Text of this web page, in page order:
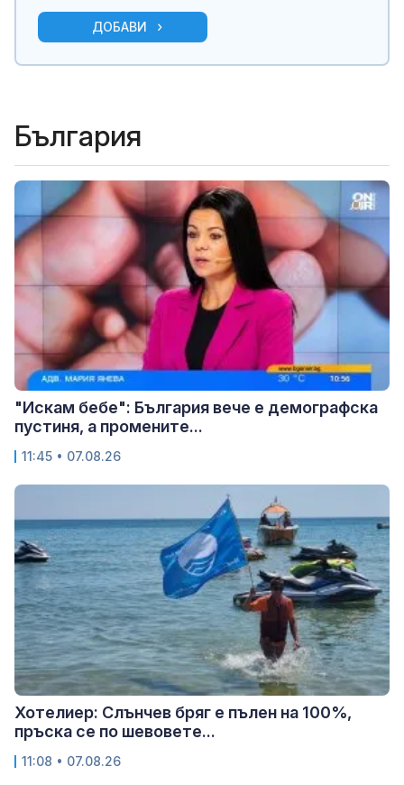
ДОБАВИ
България
"Искам бебе": България вече е демографска
пустиня, а промените...
11:45 • 07.08.26
Хотелиер: Слънчев бряг е пълен на 100%,
пръска се по шевовете...
11:08 • 07.08.26